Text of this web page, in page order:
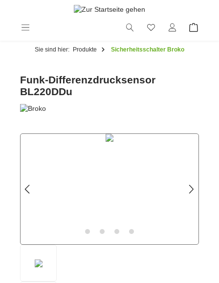
Sie sind hier: Produkte Sicherheitsschalter Broko
Funk-Differenzdrucksensor
BL220DDu
Bildergalerie überspringen